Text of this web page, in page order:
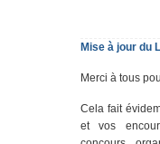
Mise à jour du
Merci à tous
Cela fait
et vos